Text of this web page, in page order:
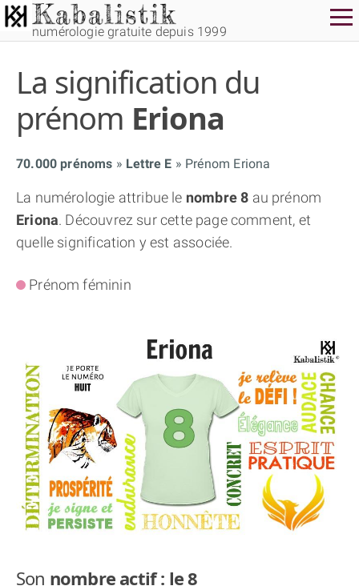
numérologie gratuite depuis 1999
La signification du
prénom Eriona
70.000 prénoms Lettre E Prénom Eriona
La numérologie attribue le nombre 8 au prénom
Eriona. Découvrez sur cette page comment, et
quelle signification y est associée.
Prénom féminin
Son nombre actif : le 8
THÈME GRATUIT
THÈME NUMÉROLOGIQUE APPROFONDI
THÈME TEMPOREL
THÈME « DOUBLE JE »
APPRENDRE LA NUMÉROLOGIE
EXPLORER LA NUMÉROLOGIE
70.000 PRÉNOMS
(À PROPOS)